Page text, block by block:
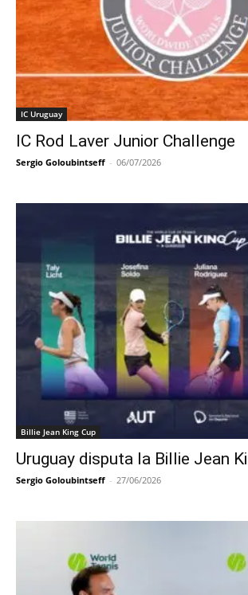
IC Uruguay
IC Rod Laver Junior Challenge
Sergio Goloubintseff - 06/07/2026
Billie Jean King Cup
Uruguay disputa la Billie Jean
Sergio Goloubintseff - 27/06/2026